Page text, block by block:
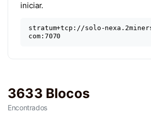
iniciar.
stratum+tcp://solo-
com:7070
3633 Blocos
Encontrados